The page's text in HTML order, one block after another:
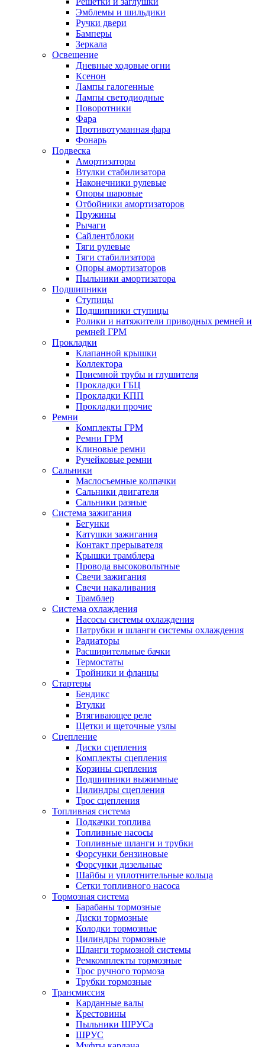
Эмблемы и шильдики
Ручки двери
Бамперы
Зеркала
Освещение
Дневные ходовые огни
Ксенон
Лампы галогенные
Лампы светодиодные
Поворотники
Фара
Противотуманная фара
Фонарь
Подвеска
Амортизаторы
Втулки стабилизатора
Наконечники рулевые
Опоры шаровые
Отбойники амортизаторов
Пружины
Рычаги
Сайлентблоки
Тяги рулевые
Тяги стабилизатора
Опоры амортизаторов
Пыльники амортизатора
Подшипники
Ступицы
Подшипники ступицы
Ролики и натяжители приводных ремней и
ремней ГРМ
Прокладки
Клапанной крышки
Коллектора
Приемной трубы и глушителя
Прокладки ГБЦ
Прокладки КПП
Прокладки прочие
Ремни
Комплекты ГРМ
Ремни ГРМ
Клиновые ремни
Ручейковые ремни
Сальники
Маслосъемные колпачки
Сальники двигателя
Сальники разные
Система зажигания
Бегунки
Катушки зажигания
Контакт прерывателя
Крышки трамблера
Провода высоковольтные
Свечи зажигания
Свечи накаливания
Трамблер
Система охлаждения
Насосы системы охлаждения
Патрубки и шланги системы охлаждения
Радиаторы
Расширительные бачки
Термостаты
Тройники и фланцы
Стартеры
Бендикс
Втулки
Втягивающее реле
Щетки и щеточные узлы
Сцепление
Диски сцепления
Комплекты сцепления
Корзины сцепления
Подшипники выжимные
Цилиндры сцепления
Трос сцепления
Топливная система
Подкачки топлива
Топливные насосы
Топливные шланги и трубки
Форсунки бензиновые
Форсунки дизельные
Шайбы и уплотнительные кольца
Сетки топливного насоса
Тормозная система
Барабаны тормозные
Диски тормозные
Колодки тормозные
Цилиндры тормозные
Шланги тормозной системы
Ремкомплекты тормозные
Трос ручного тормоза
Трубки тормозные
Трансмиссия
Карданные валы
Крестовины
Пыльники ШРУСа
ШРУС